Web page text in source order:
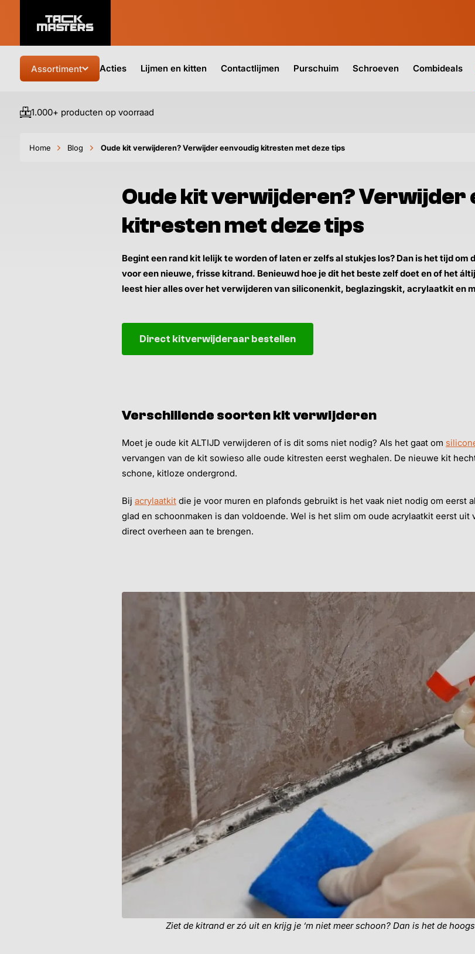
Assortiment Acties Lijmen en kitten Contactlijmen Purschuim Schroeven Combideals
1.000+ producten op voorraad
Home Blog Oude kit verwijderen? Verwijder eenvoudig kitresten met deze tips
Oude kit verwijderen? Verwijder
kitresten met deze tips
Begint een rand kit lelijk te worden of laten er zelfs al stukjes los? Dan is het tijd
voor een nieuwe, frisse kitrand. Benieuwd hoe je dit het beste zelf doet en of het
leest hier alles over het verwijderen van siliconenkit, beglazingskit, acrylaatkit en
Direct kitverwijderaar bestellen
Verschillende soorten kit verwijderen
Moet je oude kit ALTIJD verwijderen of is dit soms niet nodig? Als het gaat om
vervangen van de kit sowieso alle oude kitresten eerst weghalen. De nieuwe kit
schone, kitloze ondergrond.
Bij acrylaatkit die je voor muren en plafonds gebruikt is het vaak niet nodig om eerst
glad en schoonmaken is dan voldoende. Wel is het slim om oude acrylaatkit eerst
direct overheen aan te brengen.
Ziet de kitrand er zó uit en krijg je ‘m niet meer schoon? Dan is het de